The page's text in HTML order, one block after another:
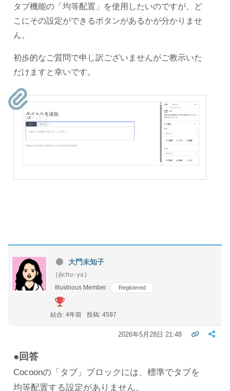
タブ機能の「均等配置」を使用したいのですが、ど
こにその設定ができるボタンがあるかが分かりませ
ん。
初歩的なご質問で申し訳ございませんがご教示いた
だけますと幸いです。
大門未知子
(@chu-ya)
Illustrious Member
Registered
結合: 4年前 投稿: 4597
2026年5月28日 21:48
●回答
Cocoonの「タブ」ブロックには、標準でタブを
均等配置する設定がありません。